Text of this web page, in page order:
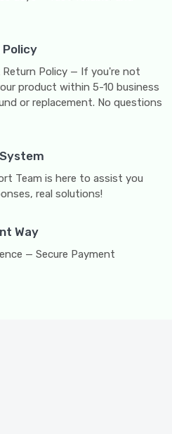
Return Policy — If you're not
product within 5-10 business
or replacement. No questions
Team is here to assist you
real solutions!
Way
— Secure Payment